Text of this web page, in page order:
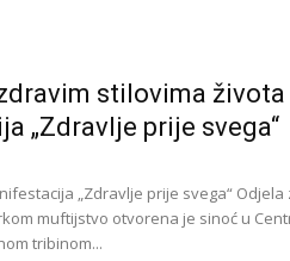
stilovima
„Zdravlje prije svega“
„Zdravlje prije svega“ Odjela
muftijstvo otvorena je sinoć u
tribinom...